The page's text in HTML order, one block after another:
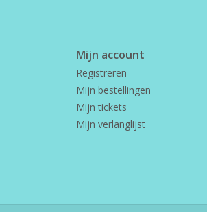
Mijn account
Registreren
Mijn bestellingen
Mijn tickets
Mijn verlanglijst